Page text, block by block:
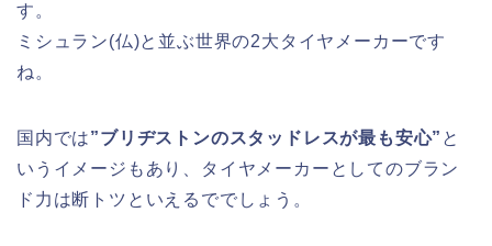
す。
ミシュラン(仏)と並ぶ世界の2大タイヤメーカーです
ね。
国内では”ブリヂストンのスタッドレスが最も安心” と
いうイメージもあり、タイヤメーカーとしてのブラン
ド力は断トツといえるででしょう。